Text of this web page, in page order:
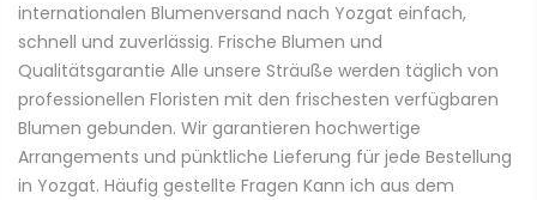
internationalen Blumenversand nach Yozgat einfach,
schnell und zuverlässig. Frische Blumen und
Qualitätsgarantie Alle unsere Sträuße werden täglich von
professionellen Floristen mit den frischesten verfügbaren
Blumen gebunden. Wir garantieren hochwertige
Arrangements und pünktliche Lieferung für jede Bestellung
in Yozgat. Häufig gestellte Fragen Kann ich aus dem